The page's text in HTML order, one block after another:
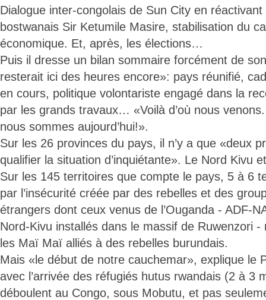
Dialogue inter-congolais de Sun City en réactivant
bostwanais Sir Ketumile Masire, stabilisation du
économique. Et, après, les élections…
Puis il dresse un bilan sommaire forcément de
resterait ici des heures encore»: pays réunifié,
en cours, politique volontariste engagé dans la
par les grands travaux… «Voilà d’où nous
nous sommes aujourd’hui!».
Sur les 26 provinces du pays, il n’y a que «deux
qualifier la situation d’inquiétante». Le Nord Kivu
Sur les 145 territoires que compte le pays, 5 à 6
par l’insécurité créée par des rebelles et des
étrangers dont ceux venus de l’Ouganda - ADF-
Nord-Kivu installés dans le massif de Ruwenzori
les Maï Maï alliés à des rebelles burundais.
Mais «le début de notre cauchemar», explique le
avec l’arrivée des réfugiés hutus rwandais (2 à 3
déboulent au Congo, sous Mobutu, et pas